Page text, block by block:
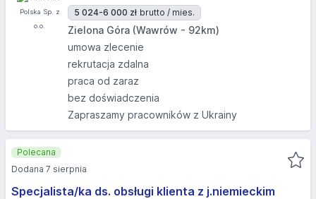
5 024-6 000 zł brutto / mies.
Zielona Góra (Wawrów - 92km)
umowa zlecenie
rekrutacja zdalna
praca od zaraz
bez doświadczenia
Zapraszamy pracowników z Ukrainy
Specjalista/ka ds. obsługi klienta z j.niemieckim
Polecana
Dodana 7 sierpnia